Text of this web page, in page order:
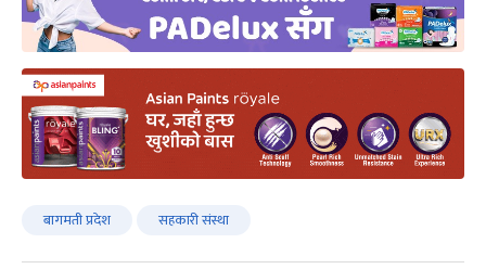
बागमती प्रदेश सहकारी संस्था